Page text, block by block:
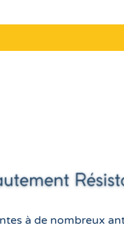
à de nombreux